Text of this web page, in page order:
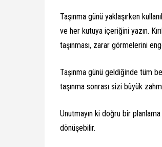
Taşınma günü yaklaşırken
ve her kutuya içeriğini yazın.
taşınması, zarar görmelerini
Taşınma günü geldiğinde tüm
taşınma sonrası sizi büyük
Unutmayın ki doğru bir
dönüşebilir.